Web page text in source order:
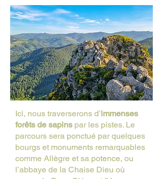
Ici, nous traverserons d’immenses
forêts de sapins par les pistes. Le
parcours sera ponctué par quelques
bourgs et monuments remarquables
comme Allègre et sa potence, ou
l’abbaye de la Chaise Dieu où